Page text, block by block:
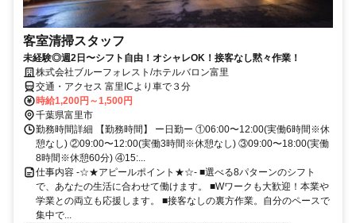
客室清掃スタッフ
未経験◎週2日〜シフト自由！オシャレOK！接客なし黙々作業！
株式会社ブルーフォレスト/ホテルバロン富里
交通・アクセス 富里ICより車で３分
時給1,200円～1,500円
千葉県富里市
勤務時間詳細 【勤務時間】 ー日勤ー ①06:00〜12:00(実働6時間※休
憩なし) ②09:00〜12:00(実働3時間※休憩なし) ③09:00〜18:00(実働
8時間※休憩60分) ④15:...
仕事内容 -☆★アピールポイント★☆- ■選べる8パターンのシフト
で、あなたの生活に合わせて働けます。 ■Wワークも大歓迎！本業や
学業との両立も応援します。 ■接客なしの裏方作業。自分のペースで
集中で...